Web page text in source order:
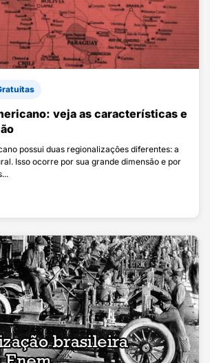
veja as características e
possui duas regionalizações diferentes: a
Isso ocorre por sua grande dimensão e por